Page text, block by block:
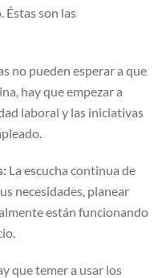
Éstas son las
no pueden esperar a que
hay que empezar a
laboral y las iniciativas
La escucha continua de
necesidades, planear
están funcionando
que temer a usar los